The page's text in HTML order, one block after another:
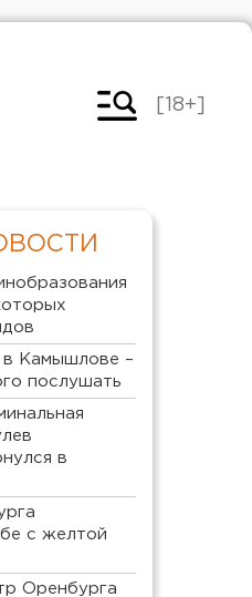
[18+]
Камышлове –
послушать
в
с желтой
Оренбурга